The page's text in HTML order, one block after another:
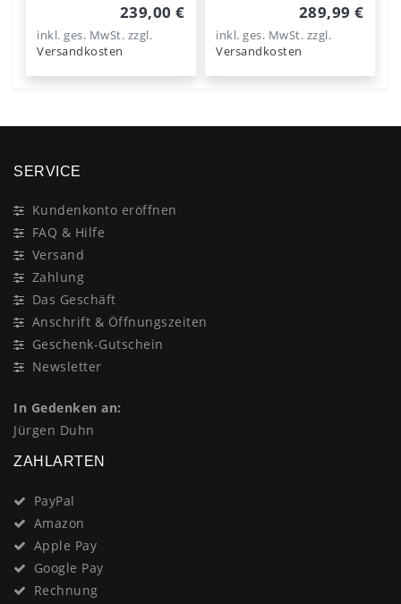
239,00 €
inkl. ges. MwSt. zzgl.
Versandkosten
289,99 €
inkl. ges. MwSt. zzgl.
Versandkosten
SERVICE
Kundenkonto eröffnen
FAQ & Hilfe
Versand
Zahlung
Das Geschäft
Anschrift & Öffnungszeiten
Geschenk-Gutschein
Newsletter
In Gedenken an:
Jürgen Duhn
ZAHLARTEN
PayPal
Amazon
Apple Pay
Google Pay
Rechnung